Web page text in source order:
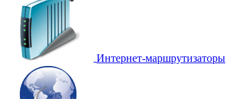
Интернет-маршрутизаторы